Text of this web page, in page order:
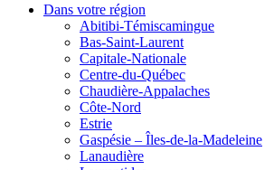
Dans votre région
Abitibi-Témiscamingue
Bas-Saint-Laurent
Capitale-Nationale
Centre-du-Québec
Chaudière-Appalaches
Côte-Nord
Estrie
Gaspésie – Îles-de-la-Madeleine
Lanaudière